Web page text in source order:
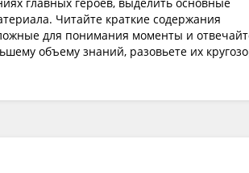
Читайте краткие содержания
для понимания моменты и
объему знаний, разовьете их